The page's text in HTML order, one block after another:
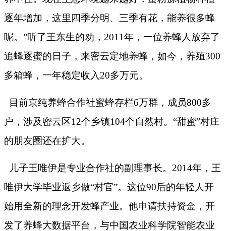
逐年增加，这里四季分明、三季有花，能养很多蜂
呢。”听了王东生的劝， 2011年，一位养蜂人放弃了
追蜂逐蜜的日子，来密云定地养蜂，如今，养殖300
多箱蜂，一年稳定收入 20多万元。
目前京纯养蜂合作社蜜蜂存栏6万群，成员800多
户，涉及密云区12个乡镇104个自然村。“甜蜜”村庄
的朋友圈还在扩大。
儿子王唯伊是专业合作社的副理事长。 2014年，王
唯伊大学毕业返乡做“村官”。这位90后的年轻人开
始用全新的理念开发蜂产业。他申请扶持资金，开
发了养蜂大数据平台，与中国农业科学院智能农业